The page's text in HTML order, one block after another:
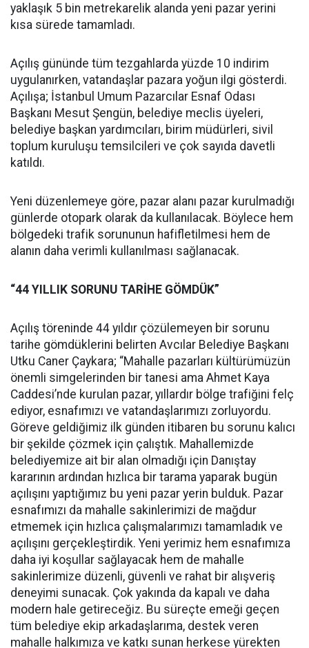
yaklaşık 5 bin metrekarelik alanda yeni pazar yerini
kısa sürede tamamladı.
Açılış gününde tüm tezgahlarda yüzde 10 indirim
uygulanırken, vatandaşlar pazara yoğun ilgi gösterdi.
Açılışa; İstanbul Umum Pazarcılar Esnaf Odası
Başkanı Mesut Şengün, belediye meclis üyeleri,
belediye başkan yardımcıları, birim müdürleri, sivil
toplum kuruluşu temsilcileri ve çok sayıda davetli
katıldı.
Yeni düzenlemeye göre, pazar alanı pazar kurulmadığı
günlerde otopark olarak da kullanılacak. Böylece hem
bölgedeki trafik sorununun hafifletilmesi hem de
alanın daha verimli kullanılması sağlanacak.
“44 YILLIK SORUNU TARİHE GÖMDÜK”
Açılış töreninde 44 yıldır çözülemeyen bir sorunu
tarihe gömdüklerini belirten Avcılar Belediye Başkanı
Utku Caner Çaykara; “Mahalle pazarları kültürümüzün
önemli simgelerinden bir tanesi ama Ahmet Kaya
Caddesi’nde kurulan pazar, yıllardır bölge trafiğini felç
ediyor, esnafımızı ve vatandaşlarımızı zorluyordu.
Göreve geldiğimiz ilk günden itibaren bu sorunu kalıcı
bir şekilde çözmek için çalıştık. Mahallemizde
belediyemize ait bir alan olmadığı için Danıştay
kararının ardından hızlıca bir tarama yaparak bugün
açılışını yaptığımız bu yeni pazar yerin bulduk. Pazar
esnafımızı da mahalle sakinlerimizi de mağdur
etmemek için hızlıca çalışmalarımızı tamamladık ve
açılışını gerçekleştirdik. Yeni yerimiz hem esnafımıza
daha iyi koşullar sağlayacak hem de mahalle
sakinlerimize düzenli, güvenli ve rahat bir alışveriş
deneyimi sunacak. Çok yakında da kapalı ve daha
modern hale getireceğiz. Bu süreçte emeği geçen
tüm belediye ekip arkadaşlarıma, destek veren
mahalle halkımıza ve katkı sunan herkese yürekten